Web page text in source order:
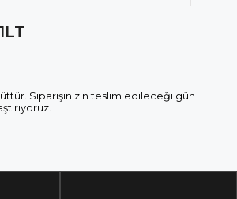
Siparişinizin teslim edileceği gün